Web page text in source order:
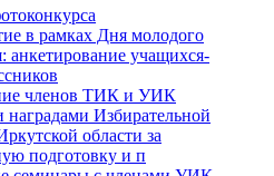
в рамках Дня молодого
анкетирование учащихся-
членов ТИК и УИК
Избирательной
области за
подготовку и п